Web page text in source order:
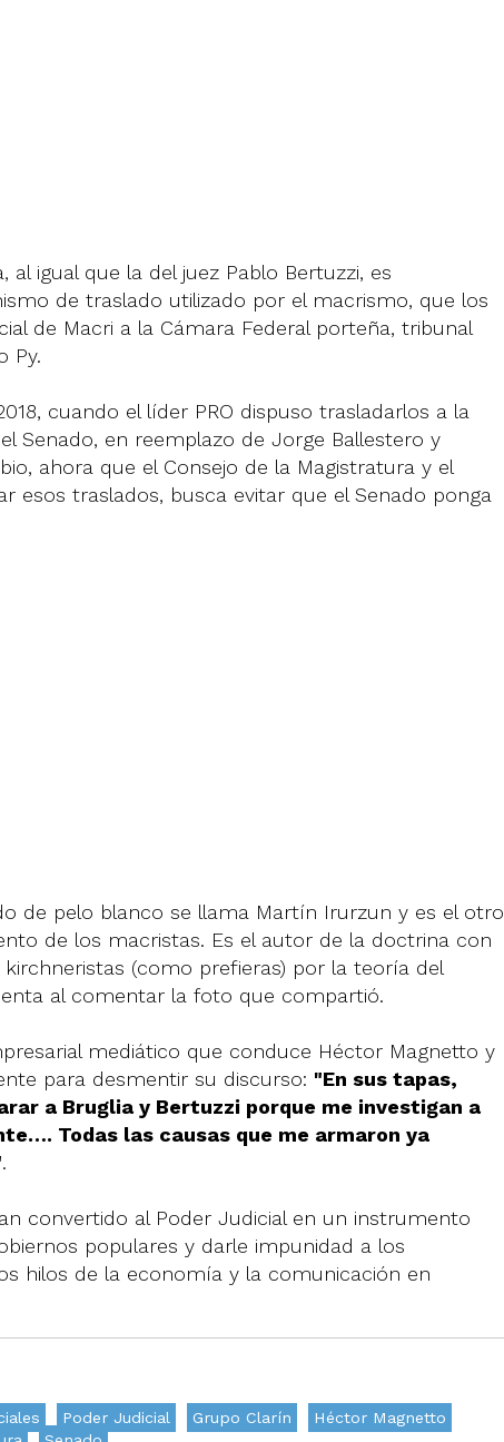
al igual que la del juez Pablo Bertuzzi, es
de traslado utilizado por el macrismo, que los
de Macri a la Cámara Federal porteña, tribunal
Py.
cuando el líder PRO dispuso trasladarlos a la
Senado, en reemplazo de Jorge Ballestero y
ahora que el Consejo de la Magistratura y el
esos traslados, busca evitar que el Senado ponga
de pelo blanco se llama Martín Irurzun y es el otro
de los macristas. Es el autor de la doctrina con
(como prefieras) por la teoría del
al comentar la foto que compartió.
mediático que conduce Héctor Magnetto y
para desmentir su discurso: "En sus tapas,
a Bruglia y Bertuzzi porque me investigan a
Todas las causas que me armaron ya
.
convertido al Poder Judicial en un instrumento
populares y darle impunidad a los
hilos de la economía y la comunicación en
Poder Judicial Grupo Clarín
Héctor Magnetto